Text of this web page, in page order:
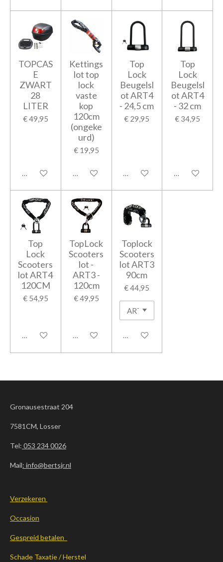
TOPCAS
E
ZWART
28
LITER
€ 49,95
In winkelwagen
Kettings
lot top
lock
vaste
kop
120cm
(ongeke
urd)
€ 19,95
In winkelwagen
Top
Lock
Beugelsl
ot ART4
- 24,5 cm
€ 29,95
In winkelwagen
Top
Lock
Beugelsl
ot ART4
- 32 cm
€ 34,95
In
Top
Lock
Scooters
lot ART4
120CM
€ 54,95
In winkelwagen
TopLock
Scooters
lot -
ART3 -
120cm
€ 49,95
In winkelwagen
Toplock
Scooters
lot ART3
90cm
€ 44,95
In winkelwagen
Gronausestraat 204
7581CM, Losser
Tel: 053 234 0026
Mail: info@bertsjr.nl
Verzekeren
Occasion
Gespreid betalen
Schade Taxatie / Herstel